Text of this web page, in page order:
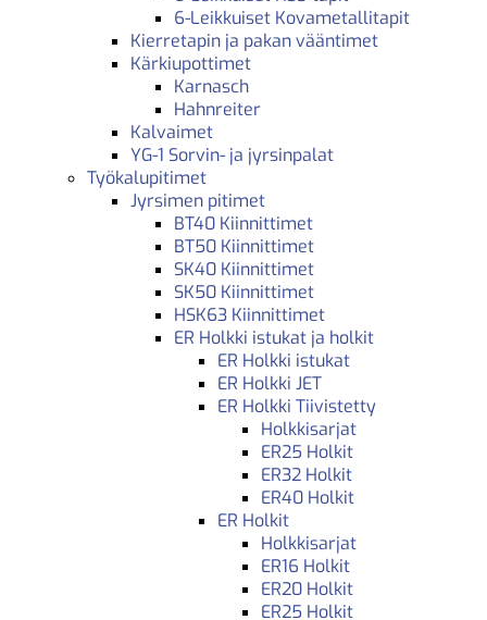
6-Leikkuiset Kovametallitapit
Kierretapin ja pakan vääntimet
Kärkiupottimet
Karnasch
Hahnreiter
Kalvaimet
YG-1 Sorvin- ja jyrsinpalat
Työkalupitimet
Jyrsimen pitimet
BT40 Kiinnittimet
BT50 Kiinnittimet
SK40 Kiinnittimet
SK50 Kiinnittimet
HSK63 Kiinnittimet
ER Holkki istukat ja holkit
ER Holkki istukat
ER Holkki JET
ER Holkki Tiivistetty
Holkkisarjat
ER25 Holkit
ER32 Holkit
ER40 Holkit
ER Holkit
Holkkisarjat
ER16 Holkit
ER20 Holkit
ER25 Holkit